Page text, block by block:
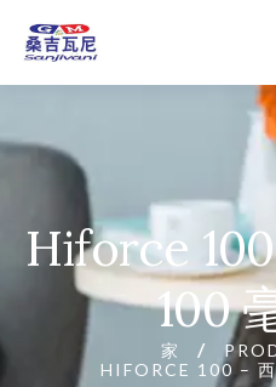
Hiforce
100
家
HIFORCE 100 –